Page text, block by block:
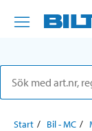
Start Bil - MC